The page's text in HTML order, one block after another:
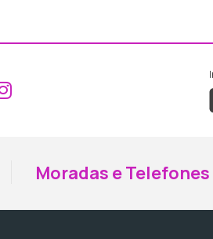
ao Facebook da
Aceder ao Instagram
Moradas e Telefones